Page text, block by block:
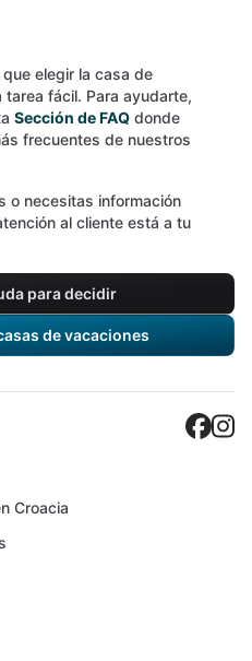
elegir la casa de
fácil. Para ayudarte,
Sección de FAQ donde
frecuentes de nuestros
o necesitas información
al cliente está a tu
para decidir
de vacaciones
Croacia